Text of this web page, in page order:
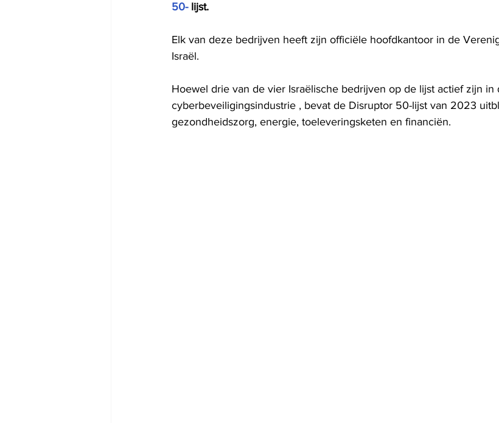
50- lijst.
Elk van deze bedrijven heeft zijn officiële hoofdkantoor in de
Israël.
Hoewel drie van de vier Israëlische bedrijven op de lijst actief zijn in
cyberbeveiligingsindustrie , bevat de Disruptor 50-lijst van 2023
gezondheidszorg, energie, toeleveringsketen en financiën.